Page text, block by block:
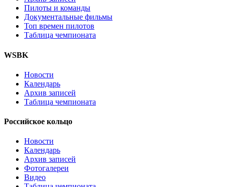
Пилоты и команды
Документальные фильмы
Топ времен пилотов
Таблица чемпионата
WSBK
Новости
Календарь
Архив записей
Таблица чемпионата
Российское кольцо
Новости
Календарь
Архив записей
Фотогалереи
Видео